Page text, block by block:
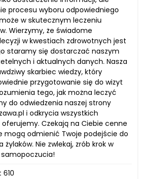
procesu wyboru odpowiedniego
w skutecznym leczeniu
Wierzymy, że świadome
w kwestiach zdrowotnych jest
staramy się dostarczać naszym
i aktualnych danych. Nasza
skarbiec wiedzy, który
przygotowanie się do wizyt
tego, jak można leczyć
do odwiedzenia naszej strony
i odkrycia wszystkich
Czekają na Ciebie cenne
mogą odmienić Twoje podejście do
żylaków. Nie zwlekaj, zrób krok w
610